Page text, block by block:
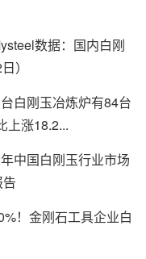
数据：国内白刚
）
白刚玉冶炼炉有84台
上涨18.2...
中国白刚玉行业市场
！金刚石工具企业白